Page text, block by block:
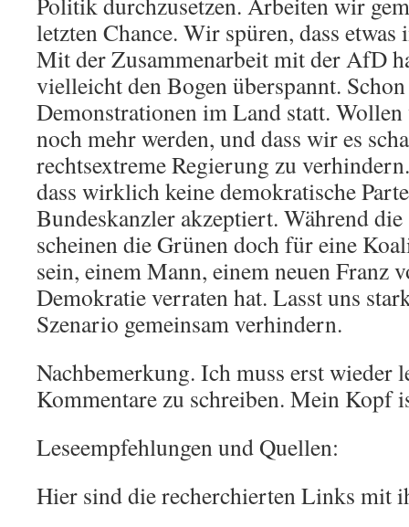
letzten Chance. Wir spüren, dass etwas
Mit der Zusammenarbeit mit der AfD
vielleicht den Bogen überspannt.
Demonstrationen im Land statt. Wollen
noch mehr werden, und dass wir es
rechtsextreme Regierung zu
dass wirklich keine demokratische
Bundeskanzler akzeptiert. Während die
scheinen die Grünen doch für eine
sein, einem Mann, einem neuen Franz
Demokratie verraten hat. Lasst uns
Szenario gemeinsam verhindern.
Nachbemerkung. Ich muss erst wieder
Kommentare zu schreiben. Mein Kopf
Leseempfehlungen und Quellen:
Hier sind die recherchierten Links mit